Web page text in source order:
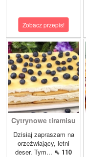
Zobacz przepis!
Cytrynowe tiramisu
Dzisiaj zapraszam na
orzeźwiający, letni
deser. Tym... ⇖ 110